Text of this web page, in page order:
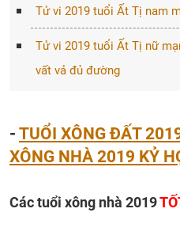
Tử vi 2019 tuổi Ất Tị nam
Tử vi 2019 tuổi Ất Tị nữ
vất vả đủ đường
- TUỔI XÔNG ĐẤT
XÔNG NHÀ 2019 KỶ
Các tuổi xông nhà 2019